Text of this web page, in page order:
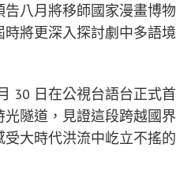
八月將移師國家漫畫博物
將更深入探討劇中多語境
30 日在公視台語台正式首
隧道，見證這段跨越國界
大時代洪流中屹立不搖的